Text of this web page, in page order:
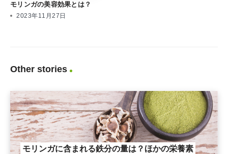
モリンガの美容効果とは？
2023年11月27日
Other stories
モリンガに含まれる鉄分の量は？ほかの栄養素